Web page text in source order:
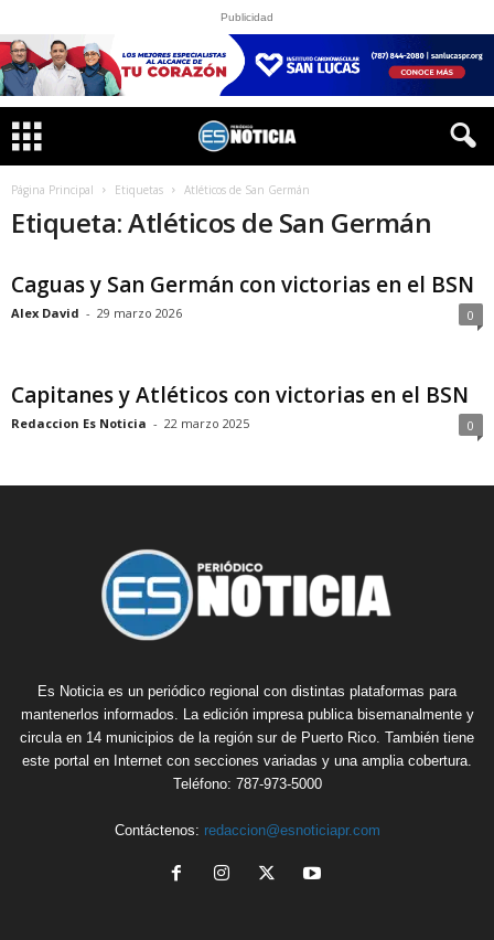
Publicidad
Página Principal Etiquetas Atléticos de San Germán
Etiqueta: Atléticos de San Germán
Caguas y San Germán con victorias en el BSN
Alex David - 29 marzo 2026 0
Capitanes y Atléticos con victorias en el BSN
Redaccion Es Noticia - 22 marzo 2025 0
Es Noticia es un periódico regional con distintas plataformas para
mantenerlos informados. La edición impresa publica bisemanalmente y
circula en 14 municipios de la región sur de Puerto Rico. También tiene
este portal en Internet con secciones variadas y una amplia cobertura.
Teléfono: 787-973-5000
Contáctenos: redaccion@esnoticiapr.com